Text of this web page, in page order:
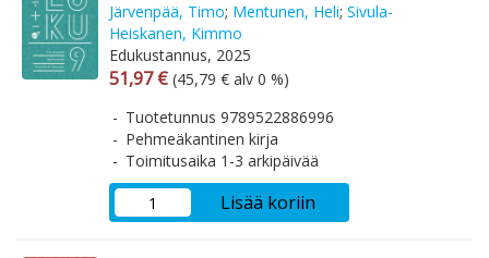
Järvenpää, Timo; Mentunen, Heli; Sivula-
Heiskanen, Kimmo
Edukustannus, 2025
Arvonlisäverollinen hinta
51,97 € Arvonlisäveroton hinta
(45,79 € alv 0 %)
Tuotetunnus 9789522886996
Pehmeäkantinen kirja
Toimitusaika 1-3 arkipäivää
Lisää koriin